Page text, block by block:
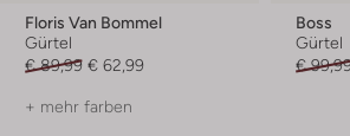
Floris Van Bommel
Gürtel
€ 89,99 € 62,99
+ mehr farben
Boss
Gürtel
€